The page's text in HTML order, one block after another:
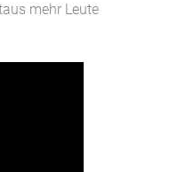
mehr Leute